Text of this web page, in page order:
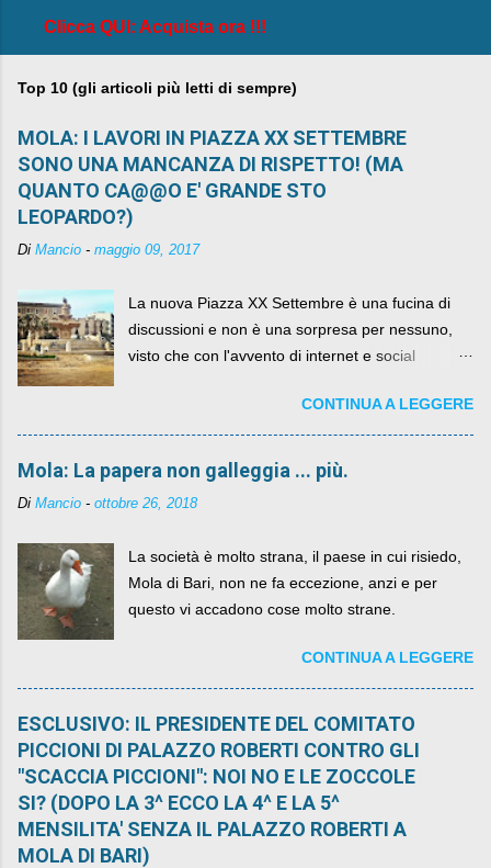
Clicca QUI: Acquista ora !!!
Top 10 (gli articoli più letti di sempre)
MOLA: I LAVORI IN PIAZZA XX SETTEMBRE
SONO UNA MANCANZA DI RISPETTO! (MA
QUANTO CA@@O E' GRANDE STO
LEOPARDO?)
Di Mancio - maggio 09, 2017
La nuova Piazza XX Settembre è una fucina di
discussioni e non è una sorpresa per nessuno,
visto che con l'avvento di internet e social
sua lasciandone anche traccia scritta nel web.
CONTINUA A LEGGERE
Mola: La papera non galleggia ... più.
Di Mancio - ottobre 26, 2018
La società è molto strana, il paese in cui risiedo,
Mola di Bari, non ne fa eccezione, anzi e per
questo vi accadono cose molto strane.
CONTINUA A LEGGERE
ESCLUSIVO: IL PRESIDENTE DEL COMITATO
PICCIONI DI PALAZZO ROBERTI CONTRO GLI
"SCACCIA PICCIONI": NOI NO E LE ZOCCOLE
SI? (DOPO LA 3^ ECCO LA 4^ E LA 5^
MENSILITA' SENZA IL PALAZZO ROBERTI A
MOLA DI BARI)